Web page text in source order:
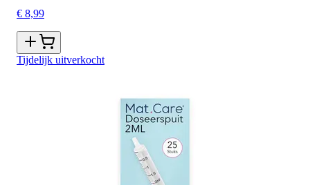
€ 8,99
Tijdelijk uitverkocht